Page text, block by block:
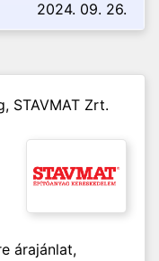
2024. 09. 26.
STAVMAT Zrt.
árajánlat,